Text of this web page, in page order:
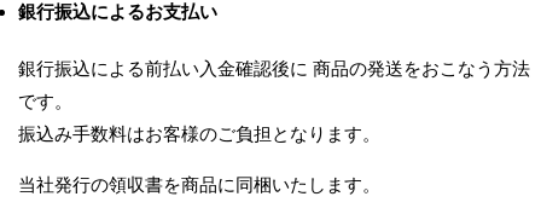
銀行振込によるお支払い
銀行振込による前払い入金確認後に 商品の発送をおこなう方法
です。
振込み手数料はお客様のご負担となります。
当社発行の領収書を商品に同梱いたします。